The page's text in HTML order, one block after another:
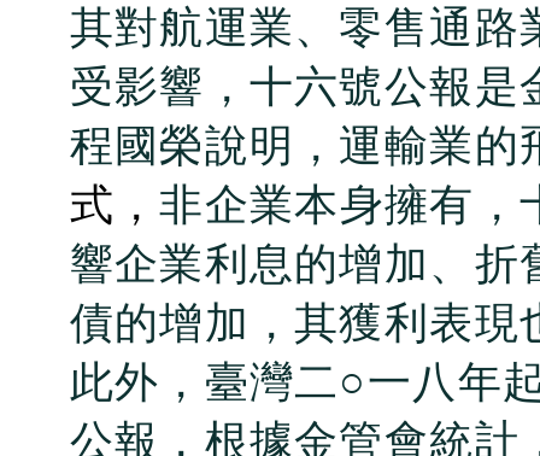
其對航運業、零售通路
受影響，十六號公報
程國榮說明，運輸業的
式，非企業本身擁有，
響企業利息的增加、
債的增加，其獲利表現
此外，臺灣二○一八年
公報，根據金管會統計